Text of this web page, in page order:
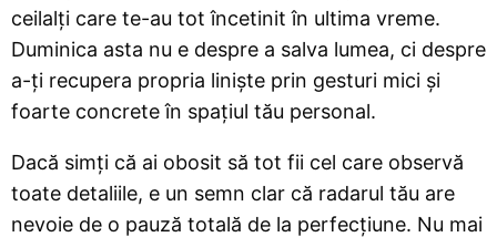
ceilalți care te-au tot încetinit în ultima vreme.
Duminica asta nu e despre a salva lumea, ci despre
a-ți recupera propria liniște prin gesturi mici și
foarte concrete în spațiul tău personal.
Dacă simți că ai obosit să tot fii cel care observă
toate detaliile, e un semn clar că radarul tău are
nevoie de o pauză totală de la perfecțiune. Nu mai